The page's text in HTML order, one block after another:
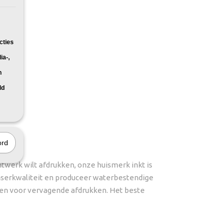
wilt afdrukken, onze huismerk inkt is
en produceer waterbestendige
voor vervagende afdrukken. Het beste
,